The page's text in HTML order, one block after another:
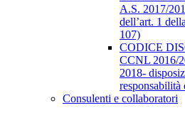
A.S. 2017/
dell’art. 1
107)
CODICE
CCNL 2016/
2018-
responsabilità
Consulenti e collaboratori